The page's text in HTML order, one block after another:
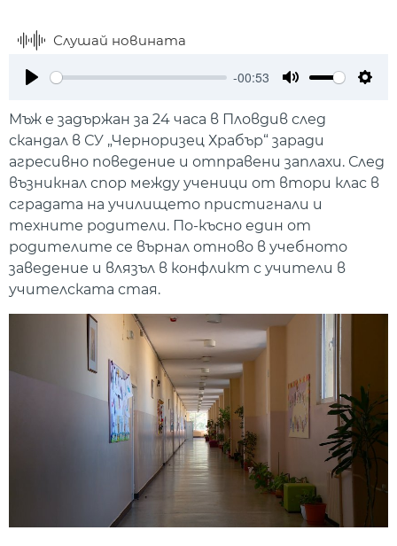
Слушай новината
-00:53
Mъж е задържан за 24 часа в Пловдив след
скандал в СУ „Черноризец Храбър“ заради
агресивно поведение и отправени заплахи. След
възникнал спор между ученици от втори клас в
сградата на училището пристигнали и
техните родители. По-късно един от
родителите се върнал отново в учебното
заведение и влязъл в конфликт с учители в
учителската стая.